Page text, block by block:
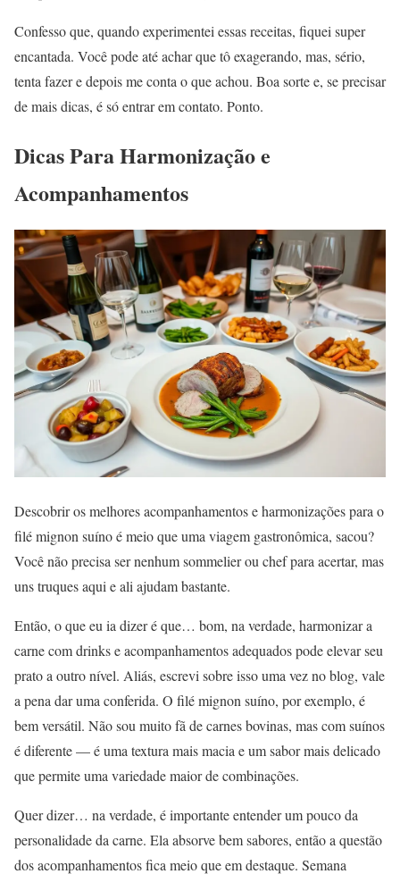
Confesso que, quando experimentei essas receitas, fiquei super
encantada. Você pode até achar que tô exagerando, mas, sério,
tenta fazer e depois me conta o que achou. Boa sorte e, se precisar
de mais dicas, é só entrar em contato. Ponto.
Dicas Para Harmonização e
Acompanhamentos
Descobrir os melhores acompanhamentos e harmonizações para o
filé mignon suíno é meio que uma viagem gastronômica, sacou?
Você não precisa ser nenhum sommelier ou chef para acertar, mas
uns truques aqui e ali ajudam bastante.
Então, o que eu ia dizer é que… bom, na verdade, harmonizar a
carne com drinks e acompanhamentos adequados pode elevar seu
prato a outro nível. Aliás, escrevi sobre isso uma vez no blog, vale
a pena dar uma conferida. O filé mignon suíno, por exemplo, é
bem versátil. Não sou muito fã de carnes bovinas, mas com suínos
é diferente — é uma textura mais macia e um sabor mais delicado
que permite uma variedade maior de combinações.
Quer dizer… na verdade, é importante entender um pouco da
personalidade da carne. Ela absorve bem sabores, então a questão
dos acompanhamentos fica meio que em destaque. Semana